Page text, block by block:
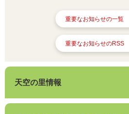
重要なお知らせの一覧
重要なお知らせのRSS
天空の里情報